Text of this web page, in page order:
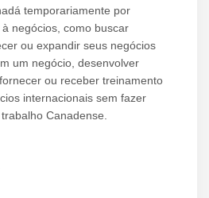
temporariamente por
negócios, como buscar
ou expandir seus negócios
um negócio, desenvolver
ou receber treinamento
internacionais sem fazer
Canadense.